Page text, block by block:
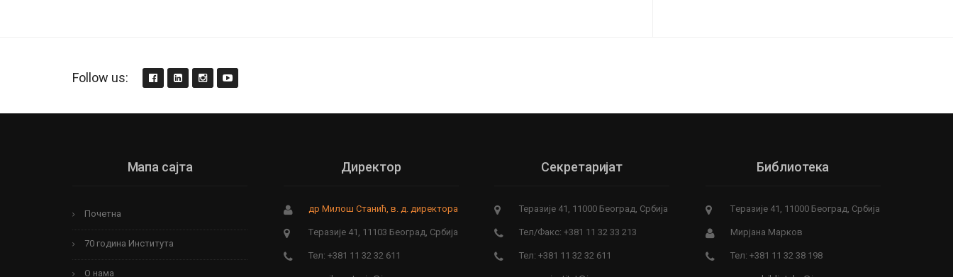
Follow us:
Мапа сајта
Почетна
70 година Института
О нама
Директор
др Милош Станић, в. д. директора
Tеразије 41, 11103 Београд, Србија
Тел: +381 11 32 32 611
Секретаријат
Теразије 41, 11000 Београд, Србија
Тел/Факс: +381 11 32 33 213
Тел: +381 11 32 32 611
Библиотека
Tеразије 41, 11000 Београд, Србија
Мирјана Марков
Тел: +381 11 32 38 198